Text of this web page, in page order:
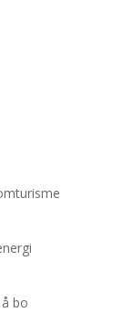
bo